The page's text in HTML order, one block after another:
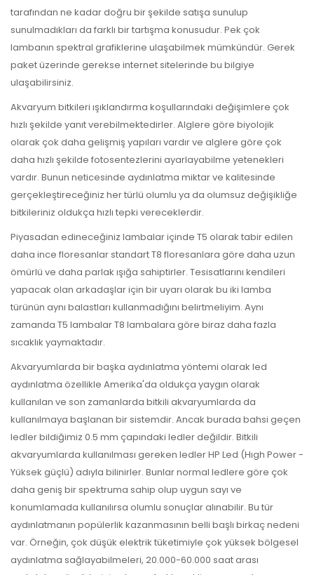
tarafından ne kadar doğru bir şekilde satışa sunulup
sunulmadıkları da farklı bir tartışma konusudur. Pek çok
lambanın spektral grafiklerine ulaşabilmek mümkündür. Gerek
paket üzerinde gerekse internet sitelerinde bu bilgiye
ulaşabilirsiniz.
Akvaryum bitkileri ışıklandırma koşullarındaki değişimlere çok
hızlı şekilde yanıt verebilmektedirler. Alglere göre biyolojik
olarak çok daha gelişmiş yapıları vardır ve alglere göre çok
daha hızlı şekilde fotosentezlerini ayarlayabilme yetenekleri
vardır. Bunun neticesinde aydınlatma miktar ve kalitesinde
gerçekleştireceğiniz her türlü olumlu ya da olumsuz değişikliğe
bitkileriniz oldukça hızlı tepki vereceklerdir.
Piyasadan edineceğiniz lambalar içinde T5 olarak tabir edilen
daha ince floresanlar standart T8 floresanlara göre daha uzun
ömürlü ve daha parlak ışığa sahiptirler. Tesisatlarını kendileri
yapacak olan arkadaşlar için bir uyarı olarak bu iki lamba
türünün aynı balastları kullanmadığını belirtmeliyim. Aynı
zamanda T5 lambalar T8 lambalara göre biraz daha fazla
sıcaklık yaymaktadır.
Akvaryumlarda bir başka aydınlatma yöntemi olarak led
aydınlatma özellikle Amerika'da oldukça yaygın olarak
kullanılan ve son zamanlarda bitkili akvaryumlarda da
kullanılmaya başlanan bir sistemdir. Ancak burada bahsi geçen
ledler bildiğimiz 0.5 mm çapındaki ledler değildir. Bitkili
akvaryumlarda kullanılması gereken ledler HP Led (Hıgh Power -
Yüksek güçlü) adıyla bilinirler. Bunlar normal ledlere göre çok
daha geniş bir spektruma sahip olup uygun sayı ve
konumlamada kullanılırsa olumlu sonuçlar alınabilir. Bu tür
aydınlatmanın popülerlik kazanmasının belli başlı birkaç nedeni
var. Örneğin, çok düşük elektrik tüketimiyle çok yüksek bölgesel
aydınlatma sağlayabilmeleri, 20.000-60.000 saat arası